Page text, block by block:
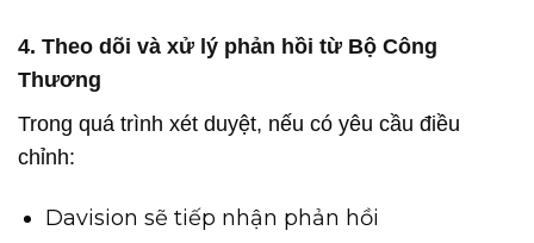
4. Theo dõi và xử lý phản hồi từ Bộ Công
Thương
Trong quá trình xét duyệt, nếu có yêu cầu điều
chỉnh:
Davision sẽ tiếp nhận phản hồi